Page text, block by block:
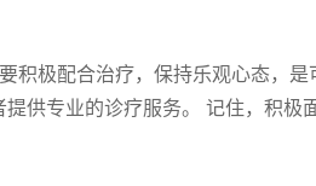
积极配合治疗，保持乐观心态，
供专业的诊疗服务。 记住，积极